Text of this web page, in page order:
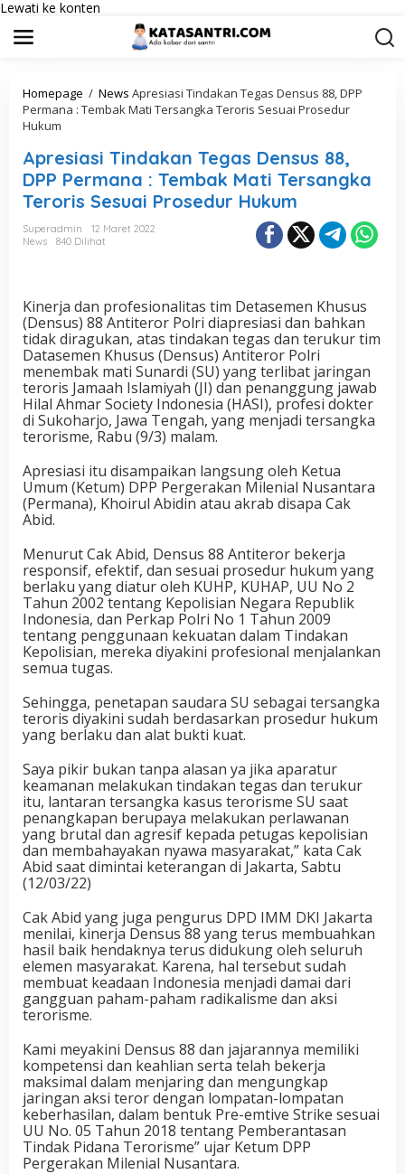
Lewati ke konten
Homepage / News Apresiasi Tindakan Tegas Densus 88, DPP
Permana : Tembak Mati Tersangka Teroris Sesuai Prosedur
Hukum
Apresiasi Tindakan Tegas Densus 88,
DPP Permana : Tembak Mati Tersangka
Teroris Sesuai Prosedur Hukum
Superadmin
12 Maret 2022
News
840 Dilihat
Kinerja dan profesionalitas tim Detasemen Khusus
(Densus) 88 Antiteror Polri diapresiasi dan bahkan
tidak diragukan, atas tindakan tegas dan terukur tim
Datasemen Khusus (Densus) Antiteror Polri
menembak mati Sunardi (SU) yang terlibat jaringan
teroris Jamaah Islamiyah (JI) dan penanggung jawab
Hilal Ahmar Society Indonesia (HASI), profesi dokter
di Sukoharjo, Jawa Tengah, yang menjadi tersangka
terorisme, Rabu (9/3) malam.
Apresiasi itu disampaikan langsung oleh Ketua
Umum (Ketum) DPP Pergerakan Milenial Nusantara
(Permana), Khoirul Abidin atau akrab disapa Cak
Abid.
Menurut Cak Abid, Densus 88 Antiteror bekerja
responsif, efektif, dan sesuai prosedur hukum yang
berlaku yang diatur oleh KUHP, KUHAP, UU No 2
Tahun 2002 tentang Kepolisian Negara Republik
Indonesia, dan Perkap Polri No 1 Tahun 2009
tentang penggunaan kekuatan dalam Tindakan
Kepolisian, mereka diyakini profesional menjalankan
semua tugas.
Sehingga, penetapan saudara SU sebagai tersangka
teroris diyakini sudah berdasarkan prosedur hukum
yang berlaku dan alat bukti kuat.
Saya pikir bukan tanpa alasan ya jika aparatur
keamanan melakukan tindakan tegas dan terukur
itu, lantaran tersangka kasus terorisme SU saat
penangkapan berupaya melakukan perlawanan
yang brutal dan agresif kepada petugas kepolisian
dan membahayakan nyawa masyarakat,” kata Cak
Abid saat dimintai keterangan di Jakarta, Sabtu
(12/03/22)
Cak Abid yang juga pengurus DPD IMM DKI Jakarta
menilai, kinerja Densus 88 yang terus membuahkan
hasil baik hendaknya terus didukung oleh seluruh
elemen masyarakat. Karena, hal tersebut sudah
membuat keadaan Indonesia menjadi damai dari
gangguan paham-paham radikalisme dan aksi
terorisme.
Kami meyakini Densus 88 dan jajarannya memiliki
kompetensi dan keahlian serta telah bekerja
maksimal dalam menjaring dan mengungkap
jaringan aksi teror dengan lompatan-lompatan
keberhasilan, dalam bentuk Pre-emtive Strike sesuai
UU No. 05 Tahun 2018 tentang Pemberantasan
Tindak Pidana Terorisme” ujar Ketum DPP
Pergerakan Milenial Nusantara.